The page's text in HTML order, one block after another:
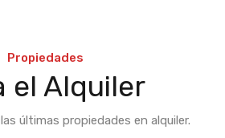
Propiedades
el Alquiler
últimas propiedades en alquiler.